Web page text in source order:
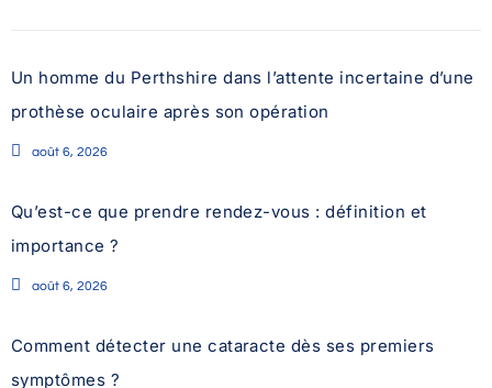
Un homme du Perthshire dans l’attente incertaine d’une
prothèse oculaire après son opération
août 6, 2026
Qu’est-ce que prendre rendez-vous : définition et
importance ?
août 6, 2026
Comment détecter une cataracte dès ses premiers
symptômes ?